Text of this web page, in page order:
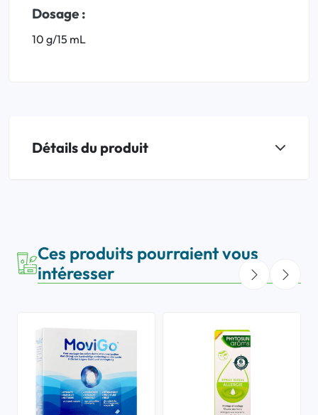
Dosage :
10 g/15 mL
Détails du produit
Ces produits pourraient vous
intéresser